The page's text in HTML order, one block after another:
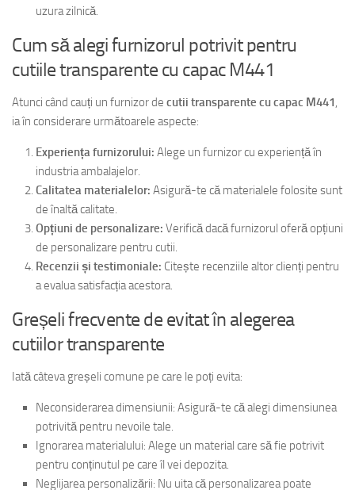
uzura zilnică.
Cum să alegi furnizorul potrivit pentru
cutiile transparente cu capac M441
Atunci când cauți un furnizor de cutii transparente cu capac M441,
ia în considerare următoarele aspecte:
Experiența furnizorului: Alege un furnizor cu experiență în
industria ambalajelor.
Calitatea materialelor: Asigură-te că materialele folosite sunt
de înaltă calitate.
Opțiuni de personalizare: Verifică dacă furnizorul oferă opțiuni
de personalizare pentru cutii.
Recenzii și testimoniale: Citește recenziile altor clienți pentru
a evalua satisfacția acestora.
Greșeli frecvente de evitat în alegerea
cutiilor transparente
Iată câteva greșeli comune pe care le poți evita:
Neconsiderarea dimensiunii: Asigură-te că alegi dimensiunea
potrivită pentru nevoile tale.
Ignorarea materialului: Alege un material care să fie potrivit
pentru conținutul pe care îl vei depozita.
Neglijarea personalizării: Nu uita că personalizarea poate